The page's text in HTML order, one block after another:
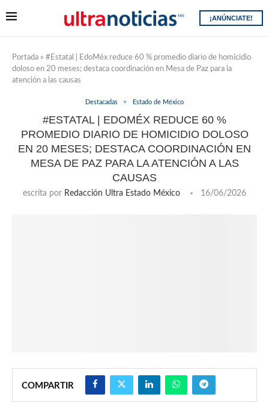
¡ANÚNCIATE!
Portada » #Estatal | EdoMéx reduce 60 % promedio diario de homicidio
doloso en 20 meses; destaca coordinación en Mesa de Paz para la
atención a las causas
Destacadas Estado de México
#ESTATAL | EDOMÉX REDUCE 60 %
PROMEDIO DIARIO DE HOMICIDIO DOLOSO
EN 20 MESES; DESTACA COORDINACIÓN EN
MESA DE PAZ PARA LA ATENCIÓN A LAS
CAUSAS
escrita por Redacción Ultra Estado México 16/06/2026
COMPARTIR